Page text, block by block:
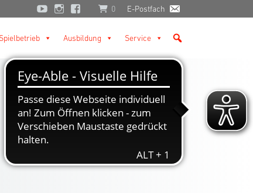
0 E-Postfach
Spielbetrieb Ausbildung Service